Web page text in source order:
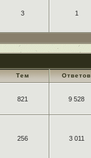
3 1
Тем Ответов
821 9 528
256 3 011